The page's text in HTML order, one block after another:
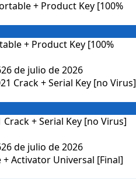
+ Product Key [100%
26 de julio de 2026
+ Serial Key [no Virus]
26 de julio de 2026